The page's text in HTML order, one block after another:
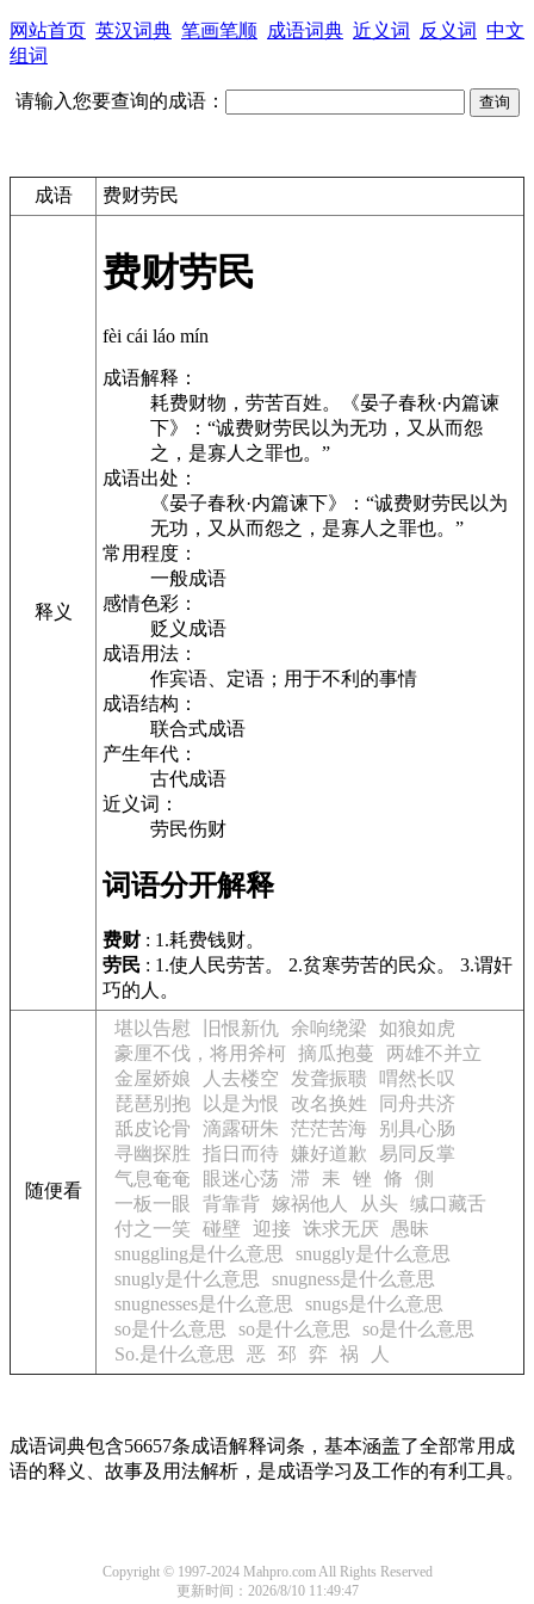
网站首页 英汉词典 笔画笔顺 成语词典 近义词 反义词 中文
组词
请输入您要查询的成语：
成语 费财劳民
释义
费财劳民
fèi cái láo mín
成语解释：
耗费财物，劳苦百姓。《晏子春秋·内篇谏
下》：“诚费财劳民以为无功，又从而怨
之，是寡人之罪也。”
成语出处：
《晏子春秋·内篇谏下》：“诚费财劳民以为
无功，又从而怨之，是寡人之罪也。”
常用程度：
一般成语
感情色彩：
贬义成语
成语用法：
作宾语、定语；用于不利的事情
成语结构：
联合式成语
产生年代：
古代成语
近义词：
劳民伤财
词语分开解释
费财 : 1.耗费钱财。
劳民 : 1.使人民劳苦。 2.贫寒劳苦的民众。 3.谓奸
巧的人。
随便看
堪以告慰 旧恨新仇 余响绕梁
如狼如虎
豪厘不伐，将用斧柯 摘瓜抱蔓
两雄不并立
金屋娇娘
人去楼空 发聋振聩
喟然长叹
琵琶别抱
以是为恨 改名换姓
同舟共济
舐皮论骨
滴露研朱 茫茫苦海
别具心肠
寻幽探胜
指日而待 嫌好道歉
易同反掌
气息奄奄
眼迷心荡 滞 耒 锉 脩
側
一板一眼
背靠背 嫁祸他人 从头
缄口藏舌
付之一笑
碰壁 迎接 诛求无厌
愚昧
snuggling是什么意思
snuggly是什么意思
snugly是什么意思
snugness是什么意思
snugnesses是什么意思
snugs是什么意思
so是什么意思
so是什么意思
so是什么意思
So.是什么意思
恶 邳 弈 祸 人
成语词典包含56657条成语解释词条，基本涵盖了全部常用成
语的释义、故事及用法解析，是成语学习及工作的有利工具。
Copyright © 1997-2024 Mahpro.com All Rights Reserved
更新时间：2026/8/10 11:49:47